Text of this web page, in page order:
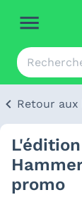
Retour aux
promo